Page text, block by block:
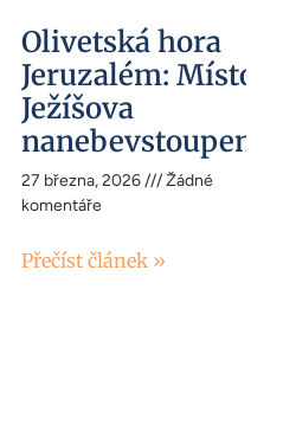
Olivetská hora
Jeruzalém: Místo
Ježíšova
nanebevstoupení
27 března, 2026
Žádné
komentáře
Přečíst článek »